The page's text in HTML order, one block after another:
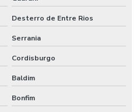
Desterro de Entre Rios
Serrania
Cordisburgo
Baldim
Bonfim